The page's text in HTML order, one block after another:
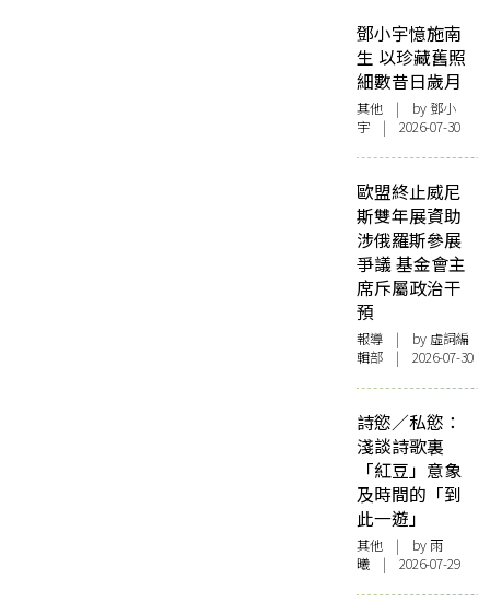
鄧小宇憶施南
生 以珍藏舊照
細數昔日歲月
其他 | by 鄧小
宇 | 2026-07-30
歐盟終止威尼
斯雙年展資助
涉俄羅斯參展
爭議 基金會主
席斥屬政治干
預
報導 | by 虛詞編
輯部 | 2026-07-30
詩慾／私慾：
淺談詩歌裏
「紅豆」意象
及時間的「到
此一遊」
其他 | by 雨
曦 | 2026-07-29